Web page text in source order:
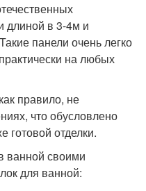
длиной в 3-4м и
панели очень легко
на любых
правило, не
что обусловлено
готовой отделки.